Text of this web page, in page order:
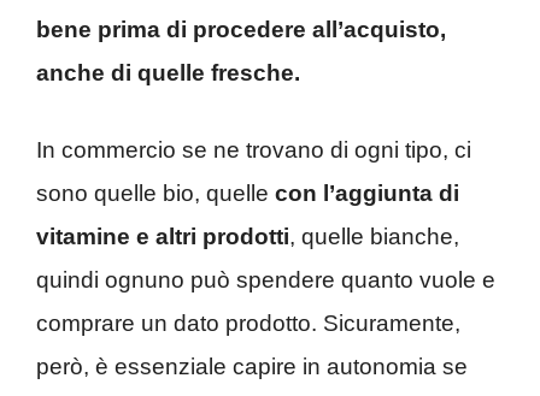
bene prima di procedere all’acquisto,
anche di quelle fresche.
In commercio se ne trovano di ogni tipo, ci
sono quelle bio, quelle con l’aggiunta di
vitamine e altri prodotti, quelle bianche,
quindi ognuno può spendere quanto vuole e
comprare un dato prodotto. Sicuramente,
però, è essenziale capire in autonomia se